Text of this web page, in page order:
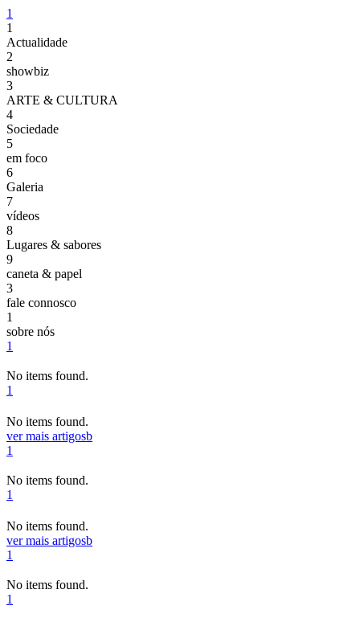
1
1
Actualidade
2
showbiz
3
ARTE & CULTURA
4
Sociedade
5
em foco
6
Galeria
7
vídeos
8
Lugares & sabores
9
caneta & papel
3
fale connosco
1
sobre nós
1
No items found.
1
No items found.
ver mais artigosb
1
No items found.
1
No items found.
ver mais artigosb
1
No items found.
1